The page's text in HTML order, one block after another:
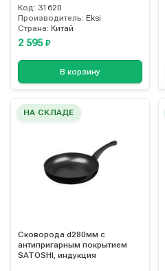
Код: 31620
Производитель: Eksi
Страна: Китай
2 595 ₽
В корзину
НА СКЛАДЕ
Сковорода d280мм с
антипригарным покрытием
SATOSHI, индукция